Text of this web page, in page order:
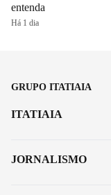
entenda
Há 1 dia
GRUPO ITATIAIA
ITATIAIA
JORNALISMO